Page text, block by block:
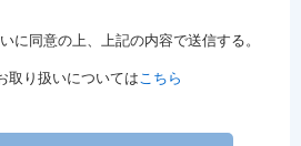
に同意の上、上記の内容で送信する。
取り扱いについてはこちら